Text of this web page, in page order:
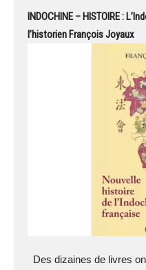
INDOCHINE – HISTOIRE :
l’historien François Joyaux
Des dizaines de livres